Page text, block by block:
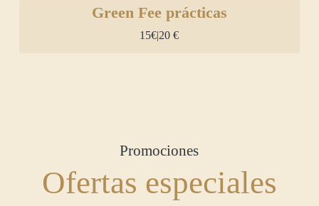
Green Fee prácticas
15€|20 €
Promociones
Ofertas especiales